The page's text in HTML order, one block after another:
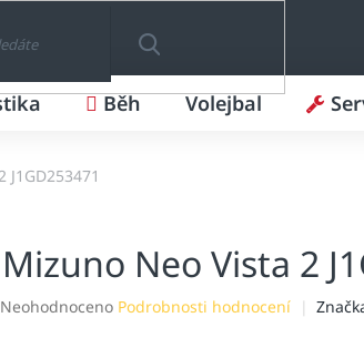
HLEDAT
Běh Volejbal
Neo Vista 2
Průměrné
Neohodnoceno Podrobnosti hodnocení